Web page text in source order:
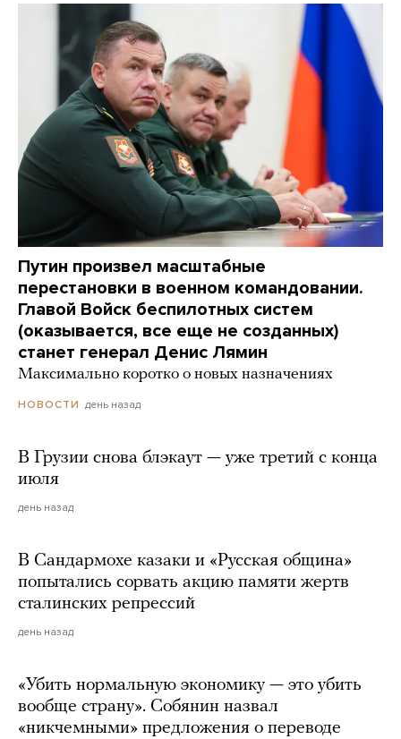
Путин произвел масштабные
перестановки в военном командовании.
Главой Войск беспилотных систем
(оказывается, все еще не созданных)
станет генерал Денис Лямин
Максимально коротко о новых назначениях
НОВОСТИ день назад
В Грузии снова блэкаут — уже третий с конца
июля
день назад
В Сандармохе казаки и «Русская община»
попытались сорвать акцию памяти жертв
сталинских репрессий
день назад
«Убить нормальную экономику — это убить
вообще страну». Собянин назвал
«никчемными» предложения о переводе